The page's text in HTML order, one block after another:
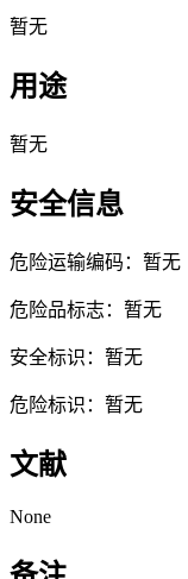
暂无
用途
暂无
安全信息
危险运输编码：暂无
危险品标志：暂无
安全标识：暂无
危险标识：暂无
文献
None